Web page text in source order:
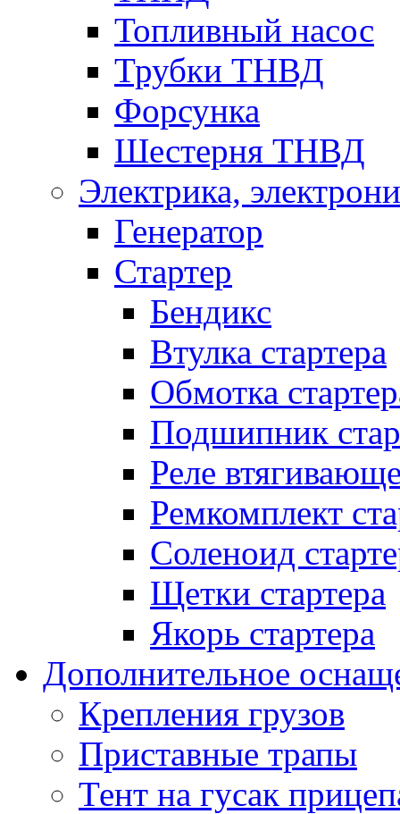
Топливный насос
Трубки ТНВД
Форсунка
Шестерня ТНВД
Электрика,
Генератор
Стартер
Бендикс
Втулка стартера
Обмотка
Подшипник
Реле
Ремкомплект
Соленоид
Щетки стартера
Якорь стартера
Дополнительное
Крепления грузов
Приставные трапы
Тент на гусак